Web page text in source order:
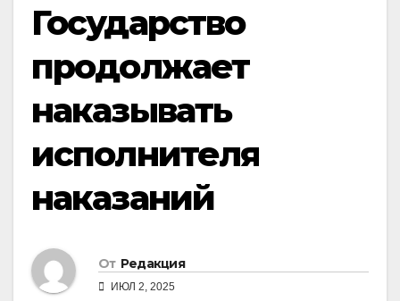
Государство
продолжает
наказывать
исполнителя
наказаний
От Редакция
ИЮЛ 2, 2025